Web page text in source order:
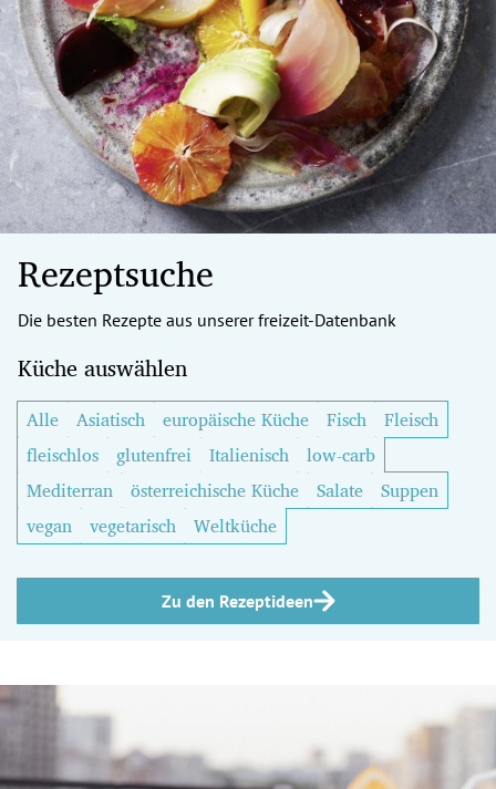
Rezeptsuche
Die besten Rezepte aus unserer freizeit-Datenbank
Küche auswählen
Alle Asiatisch europäische Küche Fisch
Fleisch
fleischlos
glutenfrei Italienisch
low-carb
Mediterran
österreichische Küche Salate
Suppen
vegan
vegetarisch Weltküche
Zu den Rezeptideen